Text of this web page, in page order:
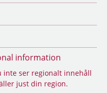
information
inte ser regionalt innehåll
just din region.